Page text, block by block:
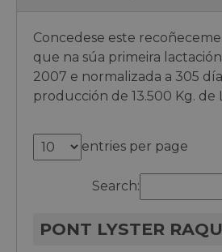
Concedese este
que na súa primeira
2007 e normalizada a 305
producción de 13.500 Kg. de
entries per page
Search:
PONT LYSTER